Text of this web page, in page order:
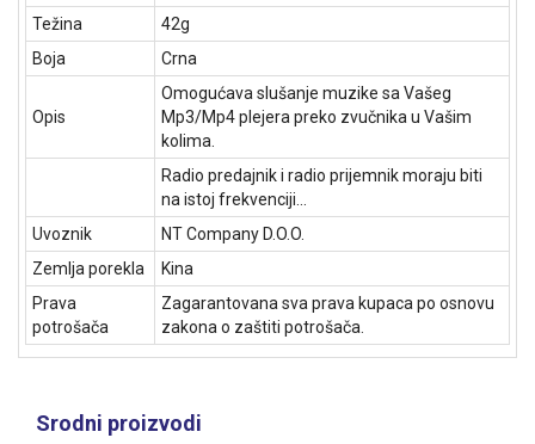
Težina
42g
Boja
Crna
Opis
Omogućava slušanje muzike sa Vašeg
Mp3/Mp4 plejera preko zvučnika u Vašim
kolima.
Radio predajnik i radio prijemnik moraju biti
na istoj frekvenciji...
Uvoznik
NT Company D.O.O.
Zemlja porekla
Kina
Prava
potrošača
Zagarantovana sva prava kupaca po osnovu
zakona o zaštiti potrošača.
Srodni proizvodi